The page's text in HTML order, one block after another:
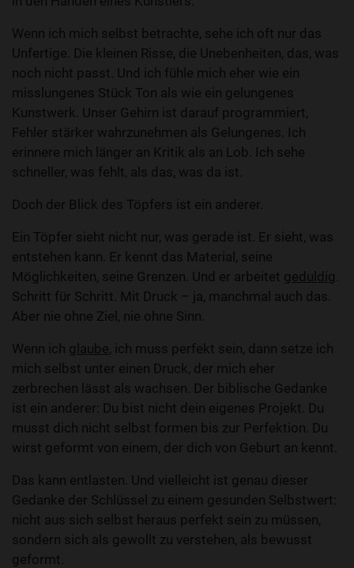
Wenn ich mich selbst betrachte, sehe ich oft nur das
Unfertige. Die kleinen Risse, die Unebenheiten, das, was
noch nicht passt. Und ich fühle mich eher wie ein
misslungenes Stück Ton als wie ein gelungenes
Kunstwerk. Unser Gehirn ist darauf programmiert,
Fehler stärker wahrzunehmen als Gelungenes. Ich
erinnere mich länger an Kritik als an Lob. Ich sehe
schneller, was fehlt, als das, was da ist.
Doch der Blick des Töpfers ist ein anderer.
Ein Töpfer sieht nicht nur, was gerade ist. Er sieht, was
entstehen kann. Er kennt das Material, seine
Möglichkeiten, seine Grenzen. Und er arbeitet geduldig
Schritt für Schritt. Mit Druck – ja, manchmal auch das.
Aber nie ohne Ziel, nie ohne Sinn.
Wenn ich glaube, ich muss perfekt sein, dann setze ich
mich selbst unter einen Druck, der mich eher
zerbrechen lässt als wachsen. Der biblische Gedanke
ist ein anderer: Du bist nicht dein eigenes Projekt. Du
musst dich nicht selbst formen bis zur Perfektion. Du
wirst geformt von einem, der dich von Geburt an kennt.
Das kann entlasten. Und vielleicht ist genau dieser
Gedanke der Schlüssel zu einem gesunden Selbstwert:
nicht aus sich selbst heraus perfekt sein zu müssen,
sondern sich als gewollt zu verstehen, als bewusst
geformt.